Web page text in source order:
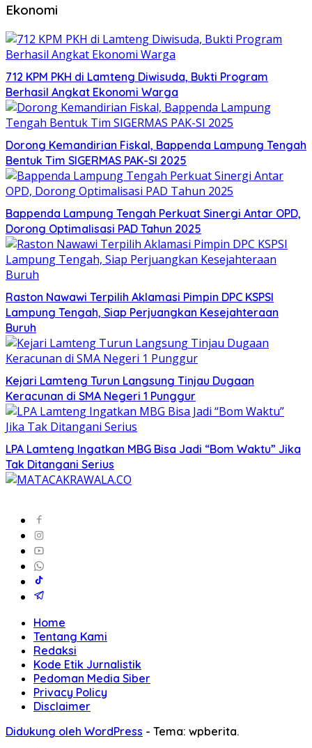
Ekonomi
712 KPM PKH di Lamteng Diwisuda, Bukti Program
Berhasil Angkat Ekonomi Warga
Dorong Kemandirian Fiskal, Bappenda Lampung Tengah
Bentuk Tim SIGERMAS PAK-SI 2025
Bappenda Lampung Tengah Perkuat Sinergi Antar OPD,
Dorong Optimalisasi PAD Tahun 2025
Raston Nawawi Terpilih Aklamasi Pimpin DPC KSPSI
Lampung Tengah, Siap Perjuangkan Kesejahteraan
Buruh
Kejari Lamteng Turun Langsung Tinjau Dugaan
Keracunan di SMA Negeri 1 Punggur
LPA Lamteng Ingatkan MBG Bisa Jadi “Bom Waktu” Jika
Tak Ditangani Serius
Home
Tentang Kami
Redaksi
Kode Etik Jurnalistik
Pedoman Media Siber
Privacy Policy
Disclaimer
Didukung oleh WordPress - Tema: wpberita.